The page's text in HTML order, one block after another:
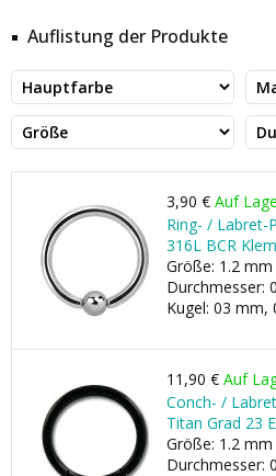
Auflistung der Produkte
3,90 € Auf
Ring- / Labret-
316L BCR
Größe: 1.2
Durchmesser:
Kugel: 03 mm,
11,90 € Auf
Conch- /
Titan Grad 23
Größe: 1.2
Durchmesser: